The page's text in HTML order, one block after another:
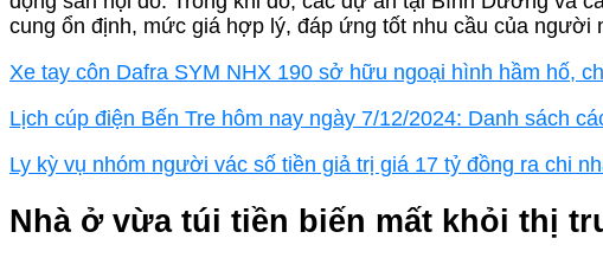
cung ổn định, mức giá hợp lý, đáp ứng tốt nhu cầu của người
Xe tay côn Dafra SYM NHX 190 sở hữu ngoại hình hầm hố,
Lịch cúp điện Bến Tre hôm nay ngày 7/12/2024: Danh sách
Ly kỳ vụ nhóm người vác số tiền giả trị giá 17 tỷ đồng ra chi
Nhà ở vừa túi tiền biến mất khỏi thị